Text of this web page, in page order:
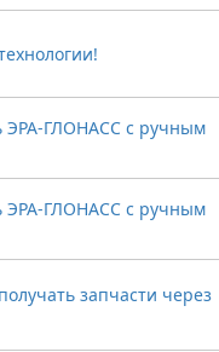
ЭРА-ГЛОНАСС с ручным
ЭРА-ГЛОНАСС с ручным
запчасти через